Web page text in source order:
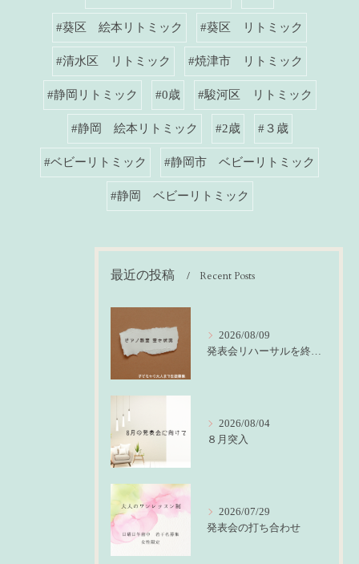
#葵区 絵本リトミック #葵区 リトミック
#清水区 リトミック #焼津市 リトミック
#静岡リトミック #0歳 #駿河区 リトミック
#静岡 絵本リトミック #2歳 #３歳
#ベビーリトミック #静岡市 ベビーリトミック
#静岡 ベビーリトミック
最近の投稿 Recent Posts
2026/08/09
発表会リハーサルを終えて
2026/08/04
８月突入
2026/07/29
発表会の打ち合わせ